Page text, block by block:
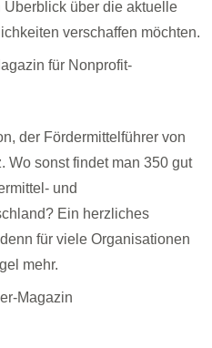
über die aktuelle
verschaffen möchten.
für Nonprofit-
der Fördermittelführer von
Wo sonst findet man 350 gut
und
Ein herzliches
für viele Organisationen
mehr.
Magazin